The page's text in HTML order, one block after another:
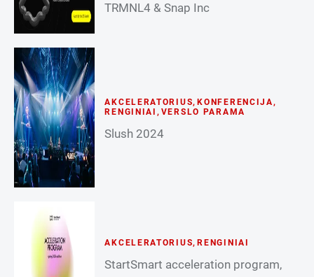
TRMNL4 & Snap Inc
AKCELERATORIUS, KONFERENCIJA,
RENGINIAI , VERSLO PARAMA
Slush 2024
AKCELERATORIUS, RENGINIAI
StartSmart acceleration program,